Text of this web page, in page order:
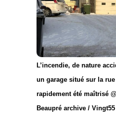
L’incendie, de nature
un garage situé sur la
rapidement été maîtrisé
Beaupré archive /